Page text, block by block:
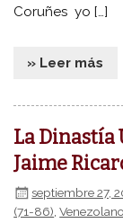
Coruñes yo […]
» Leer más
La Dinastía
Jaime
septiembre 27,
(71-86),